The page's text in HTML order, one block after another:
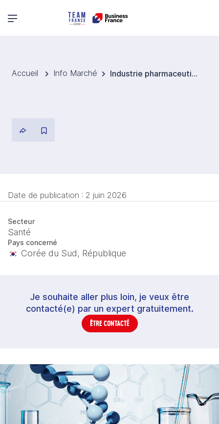
Menu principal
Accueil Info Marché Industrie pharmaceutique et biotechnologique en Corée, une croissance à deux vitesses
Date de publication : 2 juin 2026
Secteur
Santé
Pays concerné
Corée du Sud, République
Je souhaite aller plus loin, je veux être
contacté(e) par un expert gratuitement.
ÊTRE CONTACTÉ